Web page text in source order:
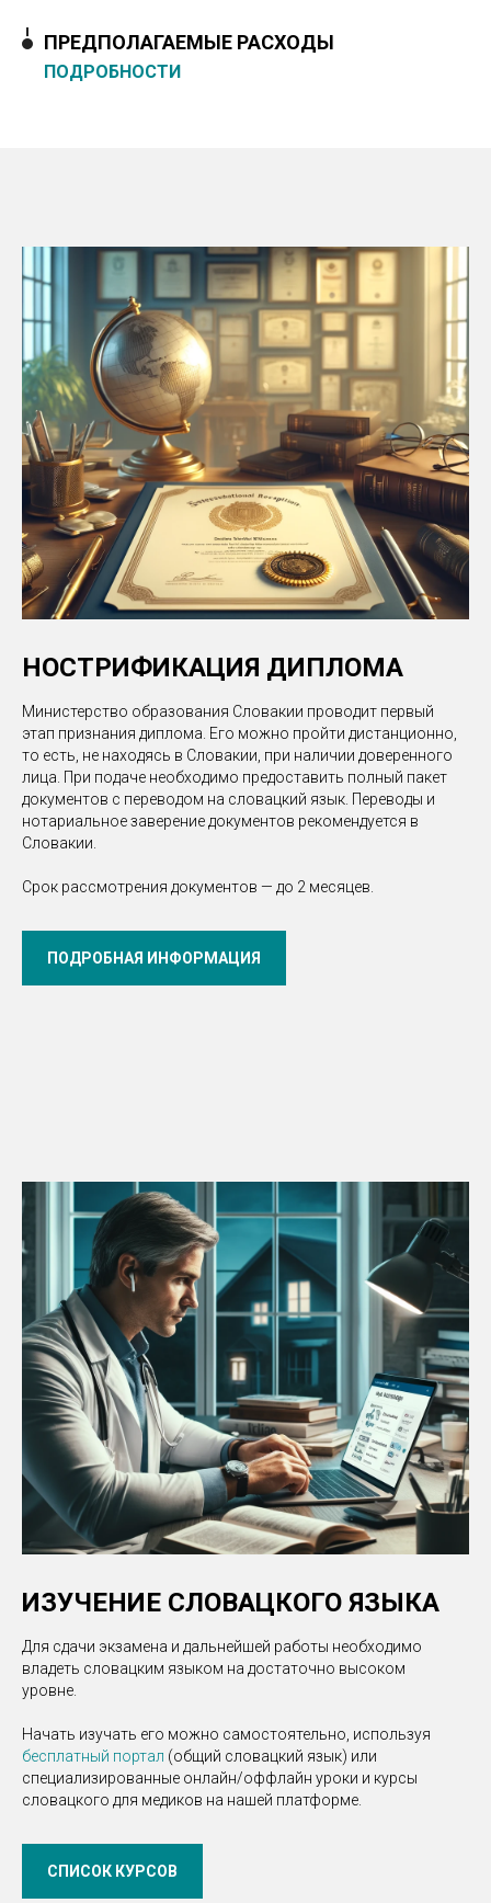
ПРЕДПОЛАГАЕМЫЕ РАСХОДЫ
ПОДРОБНОСТИ
НОСТРИФИКАЦИЯ ДИПЛОМА
Министерство образования Словакии проводит первый
этап признания диплома. Его можно пройти дистанционно,
то есть, не находясь в Словакии, при наличии доверенного
лица. При подаче необходимо предоставить полный пакет
документов с переводом на словацкий язык. Переводы и
нотариальное заверение документов рекомендуется в
Словакии.
Срок рассмотрения документов — до 2 месяцев.
ПОДРОБНАЯ ИНФОРМАЦИЯ
ИЗУЧЕНИЕ СЛОВАЦКОГО ЯЗЫКА
Для сдачи экзамена и дальнейшей работы необходимо
владеть словацким языком на достаточно высоком
уровне.
Начать изучать его можно самостоятельно, используя
бесплатный портал (общий словацкий язык) или
специализированные онлайн/оффлайн уроки и курсы
словацкого для медиков на нашей платформе.
СПИСОК КУРСОВ